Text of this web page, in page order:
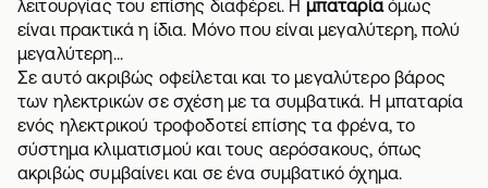
λειτουργίας του επίσης διαφέρει. Η μπαταρίαόμως
είναι πρακτικά η ίδια. Μόνο που είναι μεγαλύτερη, πολύ
μεγαλύτερη...
Σε αυτό ακριβώς οφείλεται και το μεγαλύτερο βάρος
των ηλεκτρικών σε σχέση με τα συμβατικά. Η μπαταρία
ενός ηλεκτρικού τροφοδοτεί επίσης τα φρένα, το
σύστημα κλιματισμού και τους αερόσακους, όπως
ακριβώς συμβαίνει και σε ένα συμβατικό όχημα.